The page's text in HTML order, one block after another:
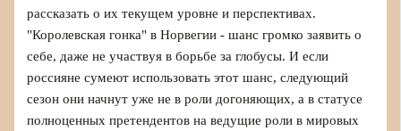
рассказать о их текущем уровне и перспективах.
"Королевская гонка" в Норвегии - шанс громко заявить о
себе, даже не участвуя в борьбе за глобусы. И если
россияне сумеют использовать этот шанс, следующий
сезон они начнут уже не в роли догоняющих, а в статусе
полноценных претендентов на ведущие роли в мировых